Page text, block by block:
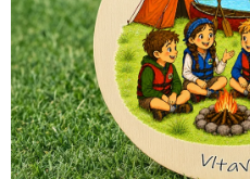
NOVINKY
TIPY NA TVOŘENÍ
Dopravné Kontaktujte nás
O
Hodnocení obchodu